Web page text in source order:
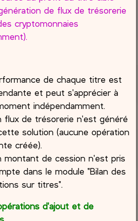
de flux de trésorerie
cryptomonnaies
de chaque titre est
et peut s'apprécier à
indépendamment.
flux de trésorerie n'est généré
solution (aucune opération
créée).
montant de cession n'est pris
dans le module "Bilan des
sur titres".
d'ajout et de